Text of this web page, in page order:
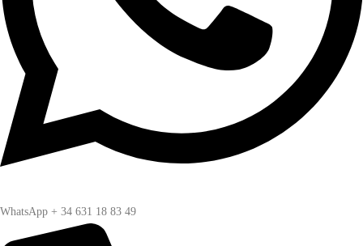
WhatsApp + 34 631 18 83 49